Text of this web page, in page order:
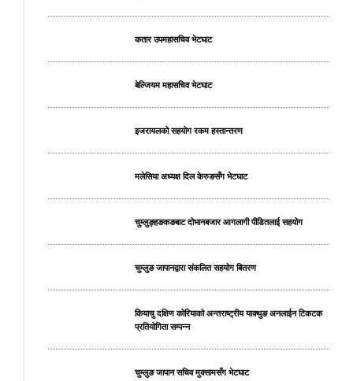
कतार उपमहासचिव भेटघाट
बेल्जियम महासचिव भेटघाट
इजरायलको सहयोग रकम हस्तान्तरण
मलेसिया अध्यक्ष दिल केरुङसँग भेटघाट
चुम्लुङ्हङकङबाट दोभानबजार आगलागी पीडितलाई सहयोग
चुम्लुङ जापानद्वारा संकलित सहयोग बितरण
कियाचु दक्षिण कोरियाको अन्तराष्ट्रीय याक्थुङ अनलाईन टिकटक
प्रतियोगिता सम्पन्न
चुम्लुङ जापान सचिव मुक्सामसँग भेटघाट